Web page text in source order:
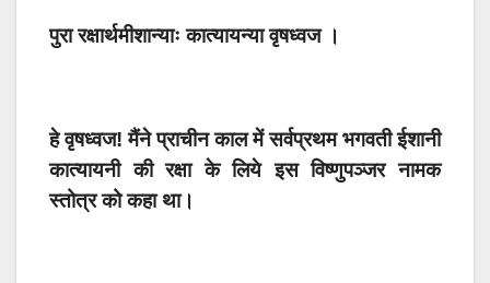
पुरा रक्षार्थमीशान्याः कात्यायन्या वृषध्वज ।
हे वृषध्वज! मैंने प्राचीन काल में सर्वप्रथम भगवती ईशानी
कात्यायनी की रक्षा के लिये इस विष्णुपञ्जर नामक
स्तोत्र को कहा था।